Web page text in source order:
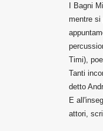
I Bagni
mentre si
Timi),
Tanti
detto
E
attori,